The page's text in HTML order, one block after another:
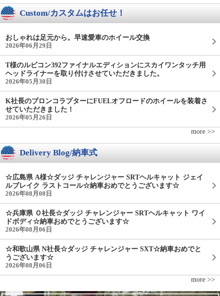
Custom/カスタムはお任せ！
おしゃれは足元から。早速愛車のホイール交換
2026年06月29日
T様のルビコン392ファイナルエディションにスカイワンタッチ用
ヘッドライナーを取り付けさせていただきました。
2026年05月30日
K社長のブロンコラプターにFUELオフロードのホイールを装着さ
せていただきました！
2026年05月26日
more >>
Delivery Blog/納車式
☆広島県 A様☆ダッジ チャレンジャー SRTヘルキャット ジェイ
ルブレイク ラストコール☆納車おめでとうございます☆
2026年08月08日
☆兵庫県 Ｏ社長☆ダッジ チャレンジャー SRTヘルキャット ワイ
ドボディ☆納車おめでとうございます☆
2026年08月06日
☆和歌山県 N社長☆ダッジ チャレンジャー SXT☆納車おめでと
うございます☆
2026年08月06日
more >>